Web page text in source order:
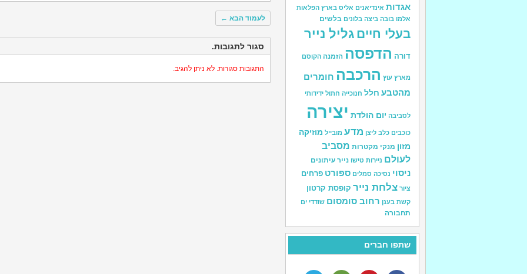
לעמוד הבא ←
סגור לתגובות.
התגובות סגורות. לא ניתן להגיב.
אגדות אינדיאנים אליס בארץ הפלאות
אלמו בובה ביצה בלונים בלשים
בעלי חיים גליל נייר
דורה הדפסה הזמנה הקוסם
מארץ עוץ הרכבה חומרים
מהטבע חלל חנוכייה חתול ידידותי
לסביבה יום הולדת יצירה
כוכבים כלב ליצן מדע מובייל מוזיקה
מזון מנקי מקטרות מסביב
לעולם ניירות טישו נייר עיתונים
ניסוי נסיכה סמלים ספורט פרחים
ציור צלחת נייר קופסת קרטון
קשת בענן רחוב סומסום שודדי ים
תחבורה
שתפו חברים